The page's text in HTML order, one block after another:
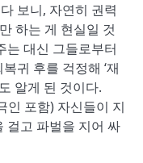
보니, 자연히 권력
하는 게 현실일 것
는 대신 그들로부터
귀 후를 걱정해 ‘재
알게 된 것이다.
인 포함) 자신들이 지
걸고 파벌을 지어 싸